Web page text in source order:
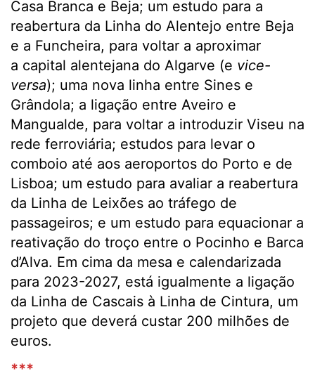
Casa Branca e Beja; um estudo para a
reabertura da Linha do Alentejo entre Beja
e a Funcheira, para voltar a aproximar
a capital alentejana do Algarve (e vice-
versa); uma nova linha entre Sines e
Grândola; a ligação entre Aveiro e
Mangualde, para voltar a introduzir Viseu na
rede ferroviária; estudos para levar o
comboio até aos aeroportos do Porto e de
Lisboa; um estudo para avaliar a reabertura
da Linha de Leixões ao tráfego de
passageiros; e um estudo para equacionar a
reativação do troço entre o Pocinho e Barca
d’Alva. Em cima da mesa e calendarizada
para 2023-2027, está igualmente a ligação
da Linha de Cascais à Linha de Cintura, um
projeto que deverá custar 200 milhões de
euros.
***